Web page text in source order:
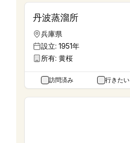
丹波蒸溜所
兵庫県
設立: 1951年
所有: 黄桜
訪問済み 行きたい